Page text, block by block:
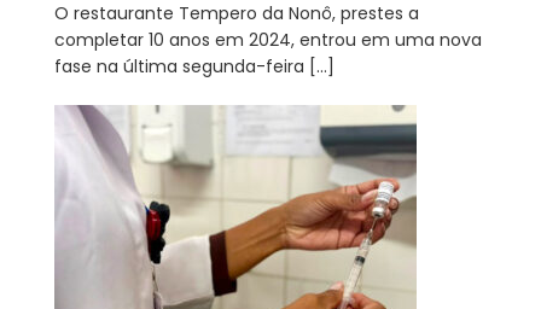
O restaurante Tempero da Nonô, prestes a
completar 10 anos em 2024, entrou em uma nova
fase na última segunda-feira […]